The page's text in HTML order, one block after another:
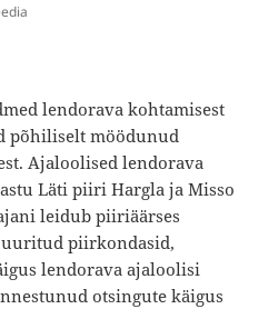
lendorava kohtamisest
põhiliselt möödunud
Ajaloolised lendorava
Läti piiri Hargla ja Misso
leidub piiriäärses
piirkondasid,
lendorava ajaloolisi
otsingute käigus